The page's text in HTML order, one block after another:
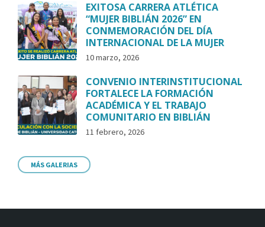
EXITOSA CARRERA ATLÉTICA
“MUJER BIBLIÁN 2026” EN
CONMEMORACIÓN DEL DÍA
INTERNACIONAL DE LA MUJER
10 marzo, 2026
CONVENIO INTERINSTITUCIONAL
FORTALECE LA FORMACIÓN
ACADÉMICA Y EL TRABAJO
COMUNITARIO EN BIBLIÁN
11 febrero, 2026
MÁS GALERIAS